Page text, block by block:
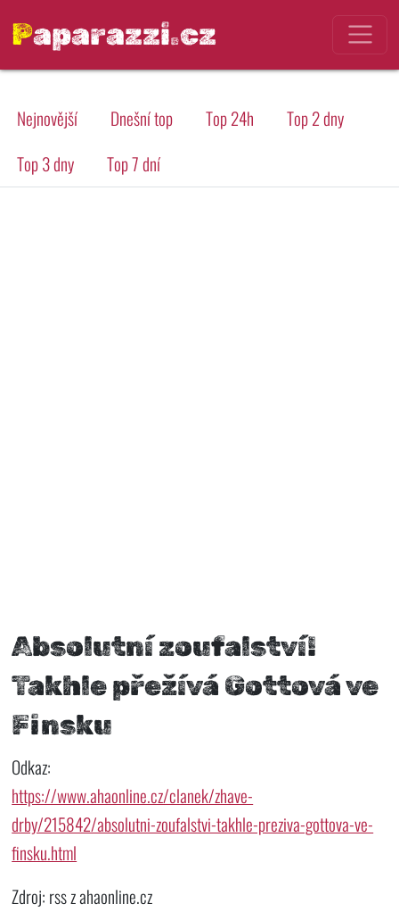
Paparazzi.cz
Nejnovější Dnešní top Top 24h
Top 2 dny
Top 3 dny
Top 7 dní
Absolutní zoufalství!
Takhle přežívá Gottová ve
Finsku
Odkaz:
https://www.ahaonline.cz/clanek/zhave-
drby/215842/absolutni-zoufalstvi-takhle-preziva-gottova-ve-
finsku.html
Zdroj: rss z ahaonline.cz